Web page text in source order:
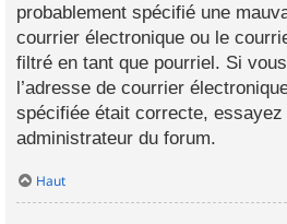
probablement spécifié une
courrier électronique ou le
filtré en tant que pourriel. Si
l’adresse de courrier
spécifiée était correcte,
administrateur du forum.
Haut